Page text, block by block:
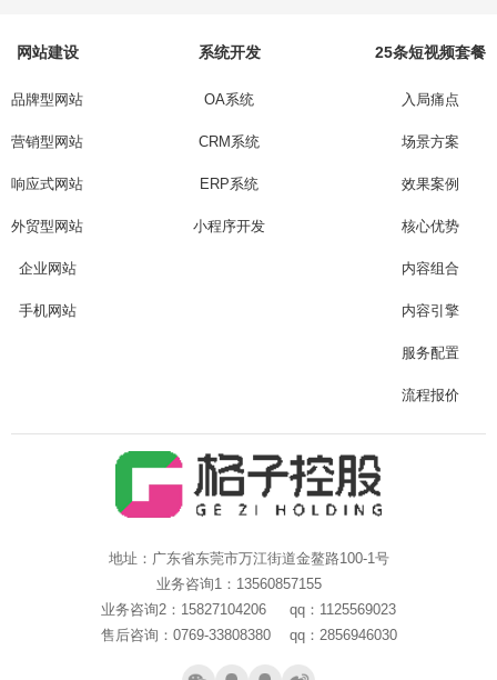
网站建设
品牌型网站
营销型网站
响应式网站
外贸型网站
企业网站
手机网站
系统开发
OA系统
CRM系统
ERP系统
小程序开发
25条短视频套餐
入局痛点
场景方案
效果案例
核心优势
内容组合
内容引擎
服务配置
流程报价
地址：广东省东莞市万江街道金鳌路100-1号
业务咨询1：13560857155
业务咨询2：15827104206 qq：1125569023
售后咨询：0769-33808380 qq：2856946030
Are you ready?
不怕就请留下您的需求及联系方式，我们会第一时间送上问候的。